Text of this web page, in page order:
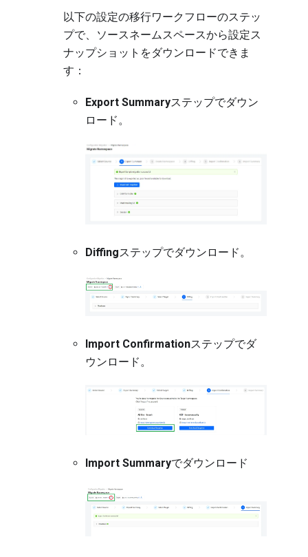
以下の設定の移行ワークフローのステッ
プで、ソースネームスペースから設定ス
ナップショットをダウンロードできま
す：
Export Summaryステップでダウン
ロード。
Diffingステップでダウンロード。
Import Confirmationステップでダ
ウンロード。
Import Summaryでダウンロード